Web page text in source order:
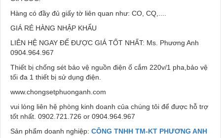
Hàng có đầy đủ giấy tờ liên quan như: CO, CQ,....
GIÁ RẺ HÀNG NHẬP KHẨU
LIÊN HỆ NGAY ĐỂ ĐƯỢC GIÁ TỐT NHẤT: Ms. Phương Anh
0904.964.967
Thiết bị chống sét bảo vệ nguồn điện ổ cắm 220v/1 pha,bảo vệ
tối đa 1 thiết bị sử dụng điện.
www.chongsetphuonganh.com
vui lòng liên hệ phòng kinh doanh của chúng tôi để được hỗ trợ
tốt nhất. 0902.721.726 or 0904.964.967
Sản phẩm doanh nghiệp: CÔNG TNHH TM-KT PHƯƠNG ANH